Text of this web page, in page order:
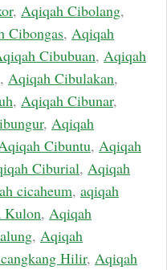
, Aqiqah Cibolang,
Cibongas, Aqiqah
Cibubuan, Aqiqah
, Aqiqah Cibulakan,
, Aqiqah Cibunar,
, Aqiqah
Cibuntu, Aqiqah
Ciburial, Aqiqah
cicaheum, aqiqah
Kulon, Aqiqah
, Aqiqah
Hilir, Aqiqah